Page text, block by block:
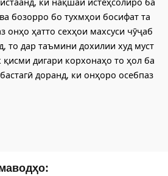
бозорро бо тухмҳои босифат та
онҳо ҳатто сехҳои махсуси чӯҷаб
то дар таъмини дохилии худ муст
дигари корхонаҳо то ҳол ба
доранд, ки онҳоро осебпаз